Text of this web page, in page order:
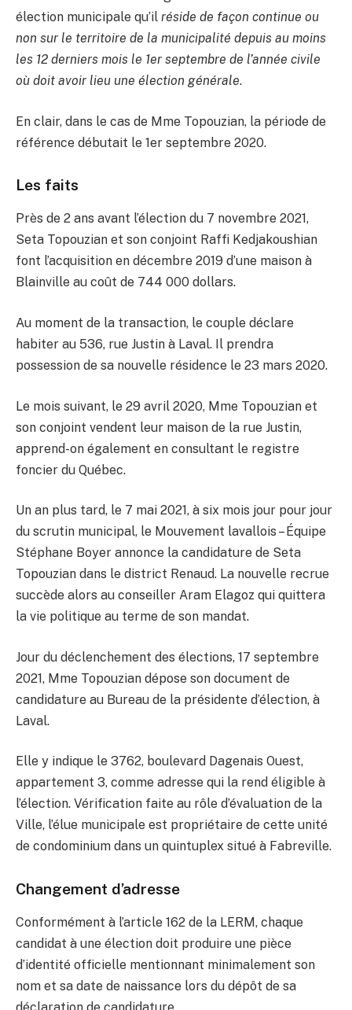
élection municipale qu’il réside de façon continue ou
non sur le territoire de la municipalité depuis au moins
les 12 derniers mois le 1er septembre de l’année civile
où doit avoir lieu une élection générale.
En clair, dans le cas de Mme Topouzian, la période de
référence débutait le 1er septembre 2020.
Les faits
Près de 2 ans avant l’élection du 7 novembre 2021,
Seta Topouzian et son conjoint Raffi Kedjakoushian
font l’acquisition en décembre 2019 d’une maison à
Blainville au coût de 744 000 dollars.
Au moment de la transaction, le couple déclare
habiter au 536, rue Justin à Laval. Il prendra
possession de sa nouvelle résidence le 23 mars 2020.
Le mois suivant, le 29 avril 2020, Mme Topouzian et
son conjoint vendent leur maison de la rue Justin,
apprend-on également en consultant le registre
foncier du Québec.
Un an plus tard, le 7 mai 2021, à six mois jour pour jour
du scrutin municipal, le Mouvement lavallois – Équipe
Stéphane Boyer annonce la candidature de Seta
Topouzian dans le district Renaud. La nouvelle recrue
succède alors au conseiller Aram Elagoz qui quittera
la vie politique au terme de son mandat.
Jour du déclenchement des élections, 17 septembre
2021, Mme Topouzian dépose son document de
candidature au Bureau de la présidente d’élection, à
Laval.
Elle y indique le 3762, boulevard Dagenais Ouest,
appartement 3, comme adresse qui la rend éligible à
l’élection. Vérification faite au rôle d’évaluation de la
Ville, l’élue municipale est propriétaire de cette unité
de condominium dans un quintuplex situé à Fabreville.
Changement d’adresse
Conformément à l’article 162 de la LERM, chaque
candidat à une élection doit produire une pièce
d’identité officielle mentionnant minimalement son
nom et sa date de naissance lors du dépôt de sa